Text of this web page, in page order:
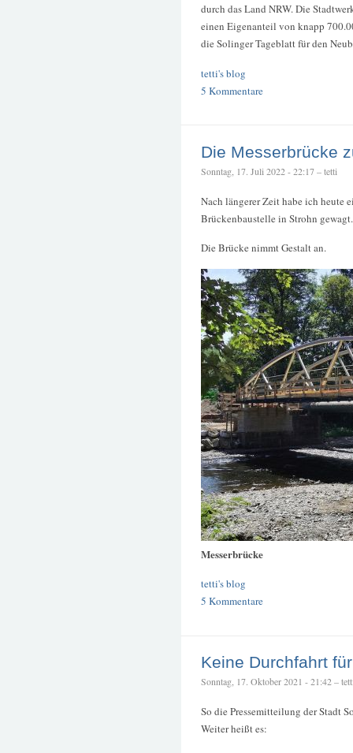
durch das Land NRW. Die
einen Eigenanteil von knapp
die Solinger Tageblatt für den
tetti's blog
5 Kommentare
Die Messerbrücke
Sonntag, 17. Juli 2022 - 22:17 – tetti
Nach längerer Zeit habe ich heute
Brückenbaustelle in Strohn gewagt.
Die Brücke nimmt Gestalt an.
Messerbrücke
tetti's blog
5 Kommentare
Keine Durchfahrt
Sonntag, 17. Oktober 2021 - 21:42 –
So die Pressemitteilung der Stadt
Weiter heißt es: